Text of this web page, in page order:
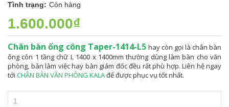
Tình trạng: Còn hàng
1.600.000₫
Chân bàn ống công Taper-1414-L5 hay còn gọi là chân bàn
ống côn 1 tầng chữ L 1400 x 1400mm thường dùng làm bàn cho văn
phòng, bàn làm việc hay bàn giám đốc đều rất phù hợp. Liên hệ ngay
tới CHÂN BÀN VĂN PHÒNG KALAđể được phục vụ tốt nhất.